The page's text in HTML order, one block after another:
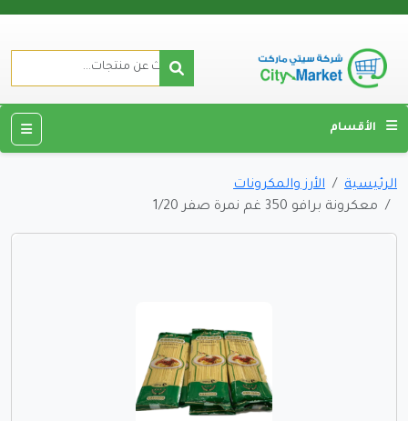
الأقسام
الرئيسية
الأرز والمكرونات
معكرونة برافو 350 غم نمرة صفر 1/20